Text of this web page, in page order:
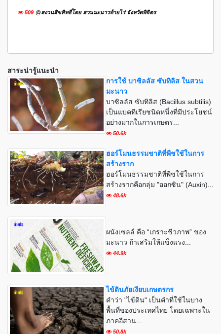
509 @สงวนสิขสิทธิ์โดย สวนมะนาวท้ายไร่ จังหวัดพิจิตร
สาระน่ารู้แนะนำ
การใช้ บาซิลลัส ซับทิลิส ในสวน
มะนาว
บาซิลลัส ซับทิลิส (Bacillus subtilis)
เป็นแบคทีเรียชนิดหนึ่งที่มีประโยชน์
อย่างมากในการเกษตร...
50.6k
ฮอร์โมนธรรมชาติที่พืชใช้ในการ
สร้างราก
ฮอร์โมนธรรมชาติที่พืชใช้ในการ
สร้างรากคือกลุ่ม "ออกซิน" (Auxin)...
48.6k
ผนังเซลล์ คือ “เกราะชีวภาพ” ของ
มะนาว ถ้าเสริมให้แข็งแรง...
44.9k
ไข้ดินภัยเงียบเกษตรกร
คำว่า "ไข้ดิน" เป็นคำที่ใช้ในบาง
พื้นที่ของประเทศไทย โดยเฉพาะใน
ภาคอีสาน...
50.8k